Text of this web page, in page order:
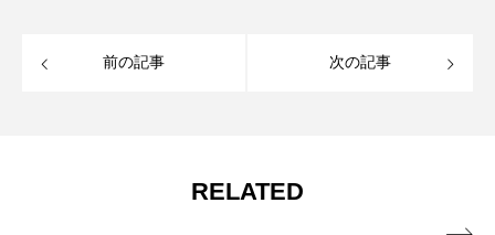
前の記事 次の記事
RELATED